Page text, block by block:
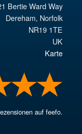
Bertie Ward Way
Dereham, Norfolk
NR19 1TE
UK
Karte
auf feefo.